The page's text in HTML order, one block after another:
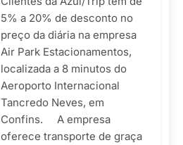
5% a 20% de desconto no
preço da diária na empresa
Air Park Estacionamentos,
localizada a 8 minutos do
Aeroporto Internacional
Tancredo Neves, em
Confins. A empresa
oferece transporte de graça